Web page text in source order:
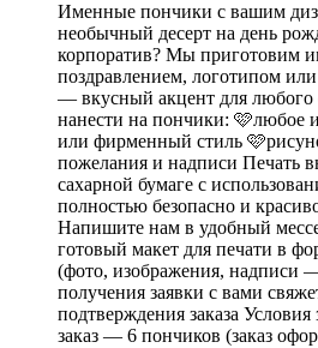
Именные пончики с вашим
необычный десерт на день
корпоратив? Мы приготовим
поздравлением, логотипом
— вкусный акцент для
нанести на пончики: 🩷любое
или фирменный стиль
пожелания и надписи Печать
сахарной бумаге с
полностью безопасно и
Напишите нам в удобный
готовый макет для печати в
(фото, изображения, надписи
получения заявки с вами
подтверждения заказа
заказ — 6 пончиков (заказ